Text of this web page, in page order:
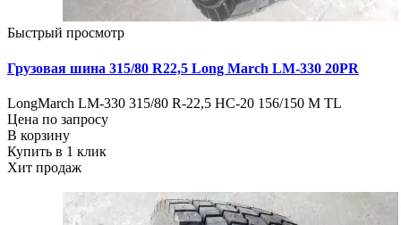
Быстрый просмотр
Грузовая шина 315/80 R22,5 Long March LM-330 20PR
LongMarch LM-330 315/80 R-22,5 HC-20 156/150 M TL
Цена по запросу
В корзину
Купить в 1 клик
Хит продаж